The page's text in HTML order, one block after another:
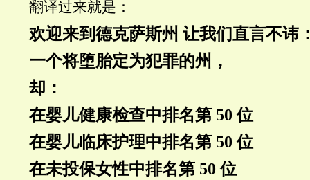
翻译过来就是：
欢迎来到德克萨斯州 让我们直言不讳
一个将堕胎定为犯罪的州，
却：
在婴儿健康检查中排名第 50 位
在婴儿临床护理中排名第 50 位
在未投保女性中排名第 50 位